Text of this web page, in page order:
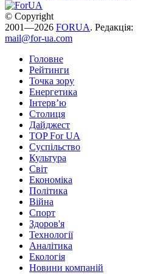
© Copyright
2001—2026 FORUA. Редакція:
mail@for-ua.com
Головне
Рейтинги
Точка зору
Енергетика
Інтерв’ю
Столиця
Дайджест
TOP For UA
Суспiльство
Культура
Світ
Економіка
Політика
Війна
Спорт
Здоров'я
Технології
Аналітика
Екологія
Новини компаній